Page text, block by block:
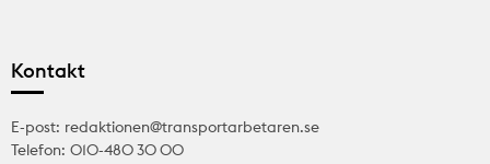
Kontakt
E-post: redaktionen@transportarbetaren.se
Telefon: 010-480 30 00